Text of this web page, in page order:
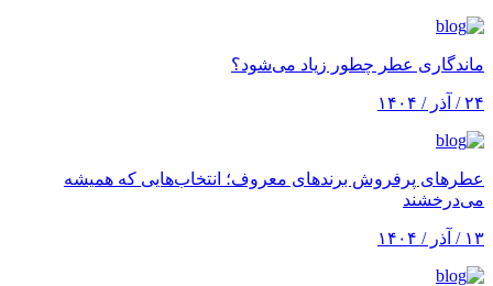
ماندگاری عطر چطور زیاد می‌شود؟
۲۴ / آذر / ۱۴۰۴
عطرهای پرفروش برندهای معروف؛ انتخاب‌هایی که همیشه
می‌درخشند
۱۳ / آذر / ۱۴۰۴